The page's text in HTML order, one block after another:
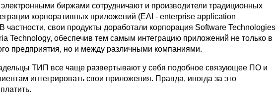
биржами сотрудничают и производители традиционных
корпоративных приложений (EAI - enterprise application
частности, свои продукты доработали корпорация Software Technologies
Technology, обеспечив тем самым интеграцию приложений не только в
предприятия, но и между различными компаниями.
ТИП все чаще развертывают у себя подобное связующее ПО и
интегрировать свои приложения. Правда, иногда за это